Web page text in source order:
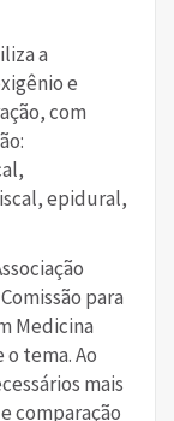
a
e
com
epidural,
para
Medicina
tema. Ao
mais
comparação